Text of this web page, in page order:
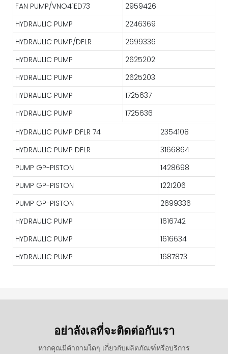
FAN PUMP/VNO41ED73
2959426
HYDRAULIC PUMP
2246369
HYDRAULIC PUMP/DFLR
2699336
HYDRAULIC PUMP
2625202
HYDRAULIC PUMP
2625203
HYDRAULIC PUMP
1725637
HYDRAULIC PUMP
1725636
HYDRAULIC PUMP DFLR 74
2354108
HYDRAULIC PUMP DFLR
3166864
PUMP GP-PISTON
1428698
PUMP GP-PISTON
1221206
PUMP GP-PISTON
2699336
HYDRAULIC PUMP
1616742
HYDRAULIC PUMP
1616634
HYDRAULIC PUMP
1687873
อย่าลังเลที่จะติดต่อกับเรา
หากคุณมีคำถามใดๆ เกี่ยวกับผลิตภัณฑ์หรือบริการ